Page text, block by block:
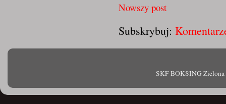
Nowszy post
Subskrybuj:
SKF BOKSING Zielona